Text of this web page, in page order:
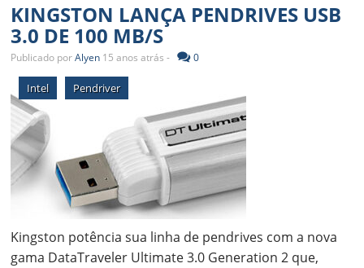
KINGSTON LANÇA PENDRIVES USB
3.0 DE 100 MB/S
Publicado porAlyen 15 anos atrás - 0
Intel Pendriver
Kingston potência sua linha de pendrives com a nova
gama DataTraveler Ultimate 3.0 Generation 2 que,